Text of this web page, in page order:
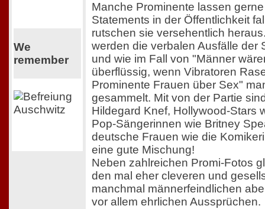
We
remember
Manche Prominente lassen
Statements in der Öffentlichkeit
rutschen sie versehentlich
werden die verbalen Ausfälle der
und wie im Fall von "Männer
überflüssig, wenn Vibratoren
Prominente Frauen über Sex"
gesammelt. Mit von der Partie
Hildegard Knef, Hollywood-Stars
Pop-Sängerinnen wie Britney
deutsche Frauen wie die
eine gute Mischung!
Neben zahlreichen Promi-Fotos
den mal eher cleveren und
manchmal männerfeindlichen
vor allem ehrlichen Aussprüchen.